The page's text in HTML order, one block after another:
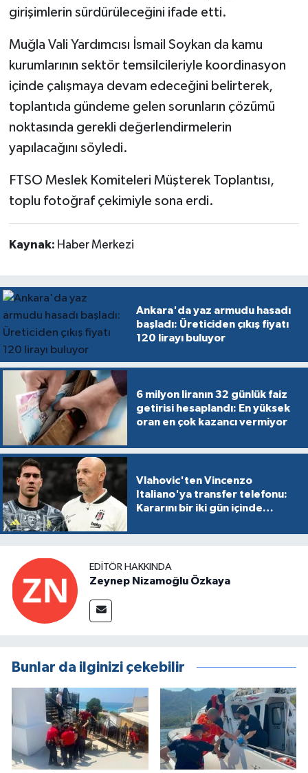
girişimlerin sürdürüleceğini ifade etti.
Muğla Vali Yardımcısı İsmail Soykan da kamu
kurumlarının sektör temsilcileriyle koordinasyon
içinde çalışmaya devam edeceğini belirterek,
toplantıda gündeme gelen sorunların çözümü
noktasında gerekli değerlendirmelerin
yapılacağını söyledi.
FTSO Meslek Komiteleri Müşterek Toplantısı,
toplu fotoğraf çekimiyle sona erdi.
Kaynak: Haber Merkezi
Ankara'da yaz armudu hasadı
başladı: Üreticiden çıkış fiyatı
120 lirayı buluyor
6 milyon liranın 32 günlük faiz
getirisi hesaplandı: En yüksek
oran en çok kazancı vermiyor
Vlahovic'ten Vincenzo
Italiano'ya transfer telefonu:
Kararını bir iki gün içinde
EDITÖR HAKKINDA
Zeynep Nizamoğlu Özkaya
Bunlar da ilginizi çekebilir